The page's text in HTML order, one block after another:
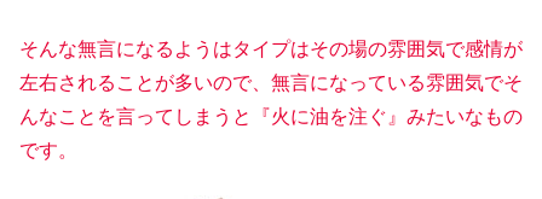
そんな無言になるようはタイプはその場の雰囲気で感情が
左右されることが多いので、無言になっている雰囲気でそ
んなことを言ってしまうと『火に油を注ぐ』みたいなもの
です。